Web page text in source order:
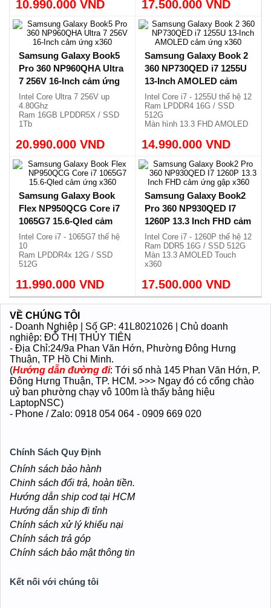
Samsung Galaxy Book
Flex NT950QCG Core i7
1065G7 15.6-Qled cảm
ứng x360
Intel Core i7 - 1065G7 thế hệ
Ram LPDDR4x 16G / SSD
512G
Màn hình QLED 15.6 FHD
x360
Vỏ nhôm, siêu mỏng, nhẹ
1.16kg.
10.990.000 VND
Samsung Galaxy Book2
Pro 360 NP950QED-
KB1US I7 1260P cảm
ứng x360
Intel Core i7 - 1260P thế hệ 12
Ram DDR5 16G / SSD 1Tb
Màn 15.6 AMOLED Touch
x360
Vỏ nhôm siêu mỏng, nhẹ
1.41kg.
17.500.000 VND
Samsung Galaxy Book5
Pro 360 NP960QHA Ultra
7 256V 16-Inch cảm ứng
x360
Intel Core Ultra 7 256V up
Ram 16GB LPDDR5X / SSD
1Tb
Màn hình 16.0 3K AMOLED
120Hz
Cảm ứng gập 360 độ, nhẹ
1.66kg.
20.990.000 VND
Samsung Galaxy Book 2
360 NP730QED i7 1255U
13-Inch AMOLED cảm
ứng x360
Intel Core i7 - 1255U thế hệ 12
Ram LPDDR4 16G / SSD
512G
Màn hình 13.3 FHD AMOLED
Gập 360 độ, nhẹ 1.17kg.
14.990.000 VND
Samsung Galaxy Book
Flex NP950QCG Core i7
1065G7 15.6-Qled cảm
ứng x360
Intel Core i7 - 1065G7 thế hệ
10
Ram LPDDR4x 12G / SSD
512G
Màn hình QLED 15.6 FHD
x360
Vỏ nhôm, siêu mỏng, nhẹ
1.16kg.
11.990.000 VND
Samsung Galaxy Book2
1260P 13.3 Inch FHD cảm
ứng gập x360
Intel Core i7 - 1260P thế hệ 12
Ram DDR5 16G / SSD 512G
Màn 13.3 AMOLED Touch
x360
Vỏ nhôm siêu mỏng, nhẹ
1.04kg.
17.500.000 VND
nghiệp: ĐỖ THỊ THỦY TIÊN
- Địa Chỉ:24/9a Phan Văn Hớn
Thuận , TP Hồ Chi Minh.
(Hướng dẫn đường đi: Tới số nhà 145 Phan Văn Hớn, P.
Đông Hưng Thuận, TP. HCM. >>> Ngay đó có cổng chào
uỷ ban phường chạy vô 100m là thấy bảng hiệu
LaptopNSC)
- Phone / Zalo: 0918 054 064 - 0909 669 020
Chính sách bảo hành